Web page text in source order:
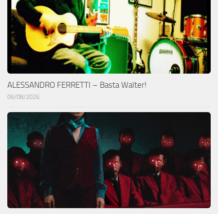
ALESSANDRO FERRETTI – Basta Walter!
06/08/2026